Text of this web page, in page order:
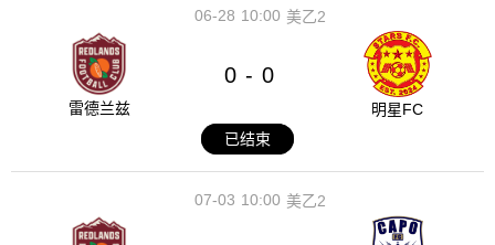
10:00
06-28 美乙2
雷德兰兹
0 - 0
明星FC
已结束
10:00
07-03 美乙2